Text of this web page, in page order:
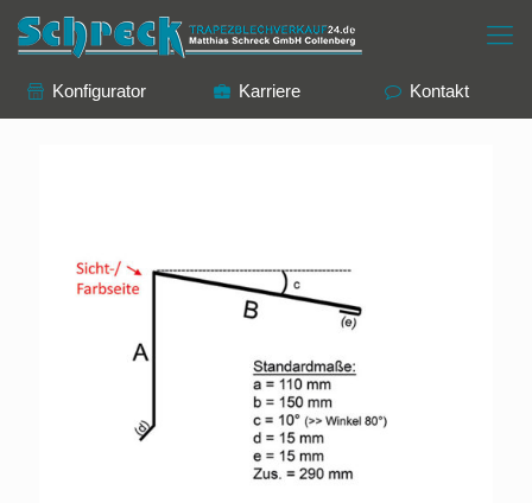
Konfigurator Karriere Kontakt